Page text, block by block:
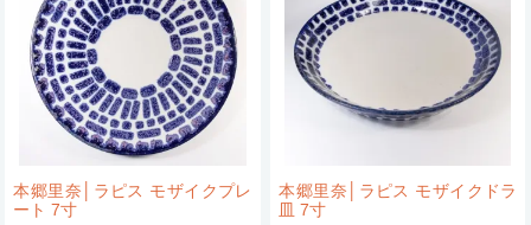
本郷里奈│ラピス モザイクプレ
ート 7寸
本郷里奈│ラピス モザイクドラ
皿 7寸